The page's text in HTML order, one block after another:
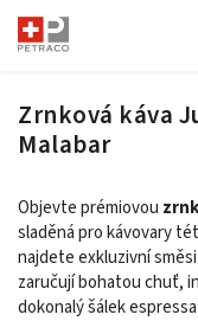
Zrnková káva
Malabar
Objevte prémiovou
sladěná pro kávovary
najdete exkluzivní směsi
zaručují bohatou chuť,
dokonalý šálek